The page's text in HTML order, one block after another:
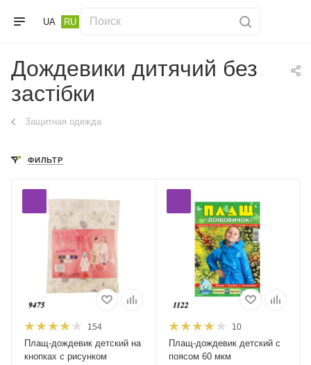
UA RU
Дождевики дитячий без
застібки
Защитная одежда
ФИЛЬТР
154
Плащ-дождевик детский на
кнопках с рисунком
10
Плащ-дождевик детский с
поясом 60 мкм